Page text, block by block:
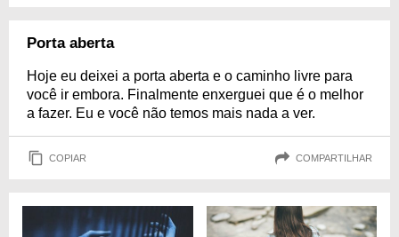
Porta aberta
Hoje eu deixei a porta aberta e o caminho livre para
você ir embora. Finalmente enxerguei que é o melhor
a fazer. Eu e você não temos mais nada a ver.
COPIAR COMPARTILHAR